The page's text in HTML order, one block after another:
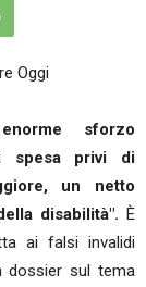
Oggi
sforzo
spesa privi di
un netto
disabilità". È
ai falsi invalidi
dossier sul tema